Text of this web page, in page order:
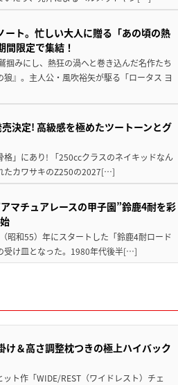
ト。忙しい大人に贈る「あの頃の熱
限定で集結！
みにし、熱狂の渦へと巻き込んだ名作たち
』。主人公・風吹裕矢が駆る「ロータス ヨ
決定! 高級感を極めたツートーンとグ
」にあり! 「250ccクラスのネイキッドなん
たカワサキのZ250の2027[…]
マチュアレースの甲子園”鈴鹿4耐を彩
昭和55）年にスタートした「鈴鹿4耐ロード
受け皿となった。1980年代後半[…]
け＆高さ調整枕つきの極上ハイバック
ト作「WIDE/REST（ワイドレスト）チェ